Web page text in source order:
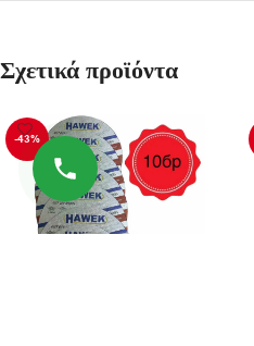
Σχετικά προϊόντα
-43%